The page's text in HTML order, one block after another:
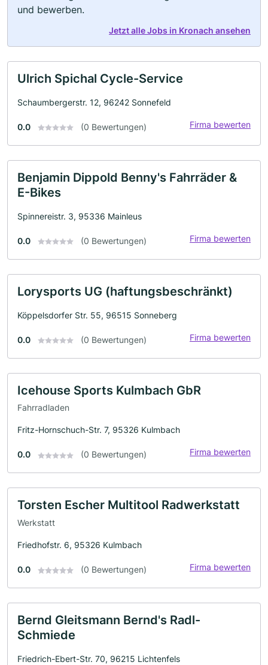
und bewerben.
Jetzt alle Jobs in Kronach ansehen
Ulrich Spichal Cycle-Service
Schaumbergerstr. 12, 96242 Sonnefeld
0.0 (0 Bewertungen) Firma bewerten
Benjamin Dippold Benny's Fahrräder &
E-Bikes
Spinnereistr. 3, 95336 Mainleus
0.0 (0 Bewertungen) Firma bewerten
Lorysports UG (haftungsbeschränkt)
Köppelsdorfer Str. 55, 96515 Sonneberg
0.0 (0 Bewertungen) Firma bewerten
Icehouse Sports Kulmbach GbR
Fahrradladen
Fritz-Hornschuch-Str. 7, 95326 Kulmbach
0.0 (0 Bewertungen) Firma bewerten
Torsten Escher Multitool Radwerkstatt
Werkstatt
Friedhofstr. 6, 95326 Kulmbach
0.0 (0 Bewertungen) Firma bewerten
Bernd Gleitsmann Bernd's Radl-
Schmiede
Friedrich-Ebert-Str. 70, 96215 Lichtenfels